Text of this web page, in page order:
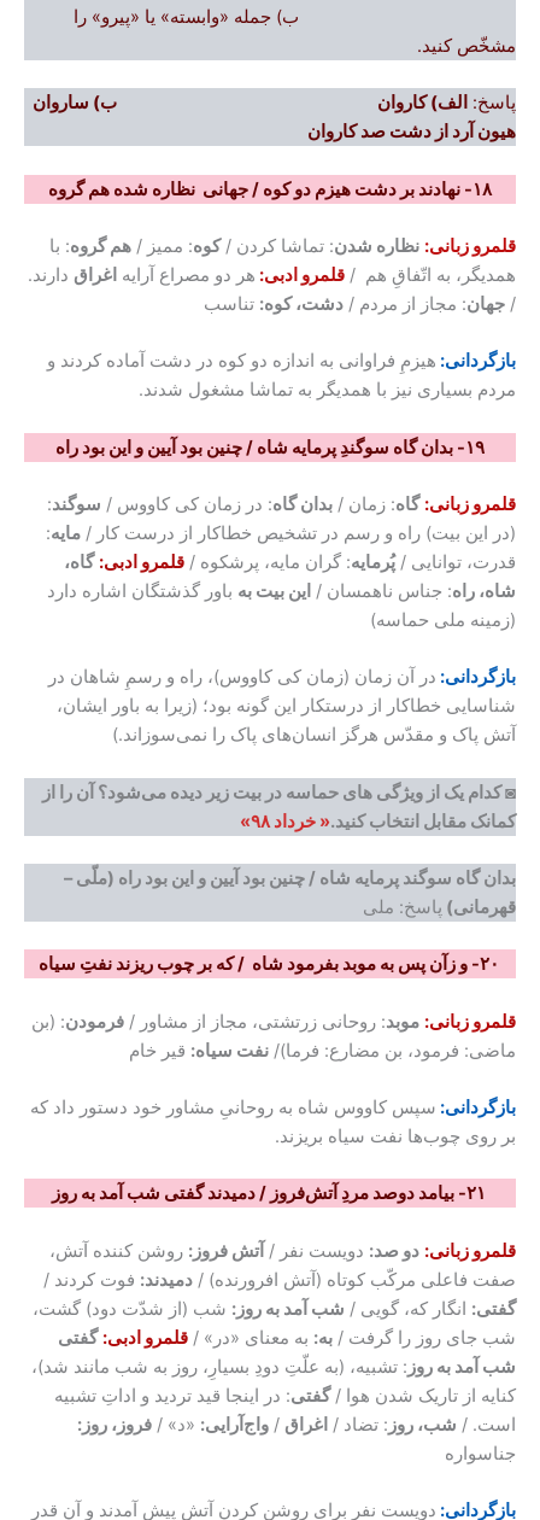
ب) جمله «وابسته» یا «پیرو» را
مشخّص کنید.
پاسخ: الف) کاروان ب) ساروان
هیون آرد از دشت صد کاروان
۱۸- نهادند بر دشت هیزم دو کوه / جهانی نظاره شده هم گروه
قلمرو زبانی: نظاره شدن: تماشا کردن /کوه: ممیز / هم گروه: با
همدیگر، به اتّفاقِ هم / قلمرو ادبی: هر دو مصراع آرایه اغراق دارند.
/ جهان: مجاز از مردم / دشت، کوه: تناسب
بازگردانی: هیزمِ فراوانی به اندازه دو کوه در دشت آماده کردند و
مردم بسیاری نیز با همدیگر به تماشا مشغول شدند.
۱۹- بدان گاه سوگندِ پرمایه شاه / چنین بود آیین و این بود راه
قلمرو زبانی: گاه: زمان / بدان گاه: در زمان کی کاووس / سوگند:
(در این بیت) راه و رسم در تشخیص خطاکار از درست کار / مایه:
قدرت، توانایی /پُرمایه: گران مایه، پرشکوه / قلمرو ادبی: گاه،
شاه، راه: جناس ناهمسان / این بیت به باور گذشتگان اشاره دارد
(زمینه ملی حماسه)
بازگردانی: در آن زمان (زمان کی کاووس)، راه و رسمِ شاهان در
شناسایی خطاکار از درستکار این گونه بود؛ (زیرا به باور ایشان،
آتش پاک و مقدّس هرگز انسان‌های پاک را نمی‌سوزاند.)
◙ کدام یک از ویژگی های حماسه در بیت زیر دیده می‌شود؟ آن را از
کمانک مقابل انتخاب کنید.« خرداد ۹۸»
بدان گاه سوگند پرمایه شاه / چنین بود آیین و این بود راه (ملّی –
قهرمانی) پاسخ: ملی
قلمرو زبانی: موبد: روحانی زرتشتی، مجاز از مشاور / فرمودن: (بن
ماضی: فرمود، بن مضارع: فرما)/ نفت سیاه: قیر خام
بازگردانی: سپس کاووس شاه به روحانیِ مشاور خود دستور داد که
بر روی چوب‌ها نفت سیاه بریزند.
قلمرو زبانی: دو صد: دویست نفر / آتش فروز: روشن کننده آتش،
صفت فاعلی مرکّب کوتاه (آتش افرورنده) / دمیدند: فوت کردند /
گفتی: انگار که، گویی / شب آمد به روز: شب (از شدّت دود) گشت،
شب جای روز را گرفت / به: به معنای «در» / قلمرو ادبی: گفتی
شب آمد به روز : تشبیه، (به علّتِ دودِ بسیارِ، روز به شب مانند شد)،
کنایه از تاریک شدن هوا /گفتی: در اینجا قید تردید و اداتِ تشبیه
است. / شب، روز : تضاد / اغراق / واج‌آرایی: «د» / فروز، روز:
جناسواره
بازگردانی: دویست نفر برای روشن کردن آتش پیش آمدند و آن قدر